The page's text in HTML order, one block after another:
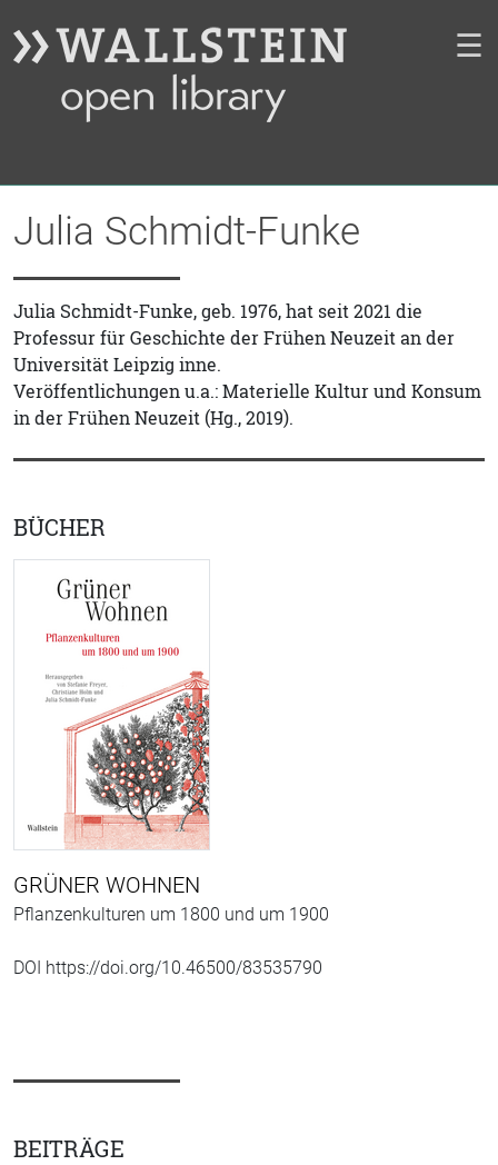
☰
Julia Schmidt-Funke
Julia Schmidt­-Funke, geb. 1976, hat seit 2021 die
Professur für Geschichte der Frühen Neuzeit an der
Universität Leipzig inne.
Veröffentlichungen u.a.: Materielle Kultur und Konsum
in der Frühen Neuzeit (Hg., 2019).
BÜCHER
GRÜNER WOHNEN
Pflanzenkulturen um 1800 und um 1900
DOI https://doi.org/10.46500/83535790
BEITRÄGE